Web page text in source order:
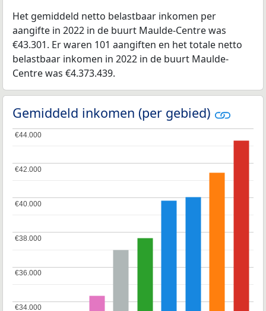
Het gemiddeld netto belastbaar inkomen per
aangifte in 2022 in de buurt Maulde-Centre was
€43.301. Er waren 101 aangiften en het totale netto
belastbaar inkomen in 2022 in de buurt Maulde-
Centre was €4.373.439.
Gemiddeld inkomen (per gebied)
€34.000
€34.000
€36.000
€36.000
€38.000
€38.000
€40.000
€40.000
€42.000
€42.000
€44.000
€44.000